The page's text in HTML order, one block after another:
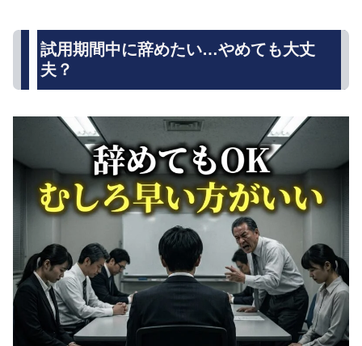
試用期間中に辞めたい…やめても大丈
夫？